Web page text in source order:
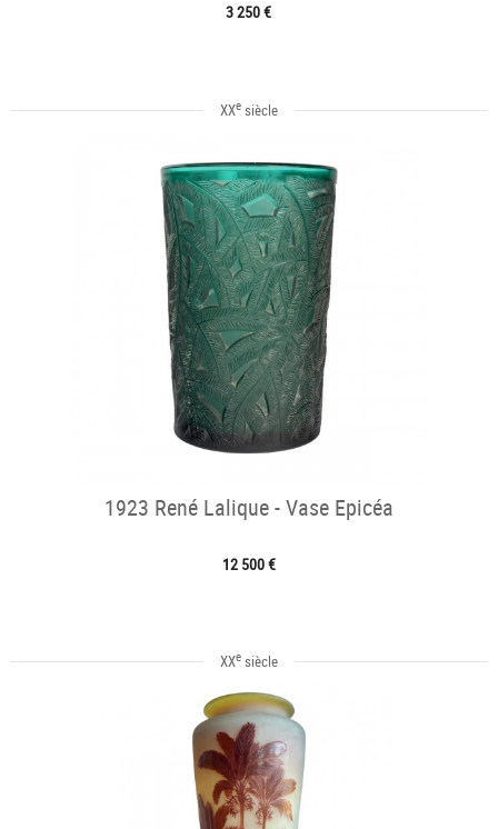
3 250 €
XXesiècle
1923 René Lalique - Vase Epicéa
12 500 €
XXesiècle